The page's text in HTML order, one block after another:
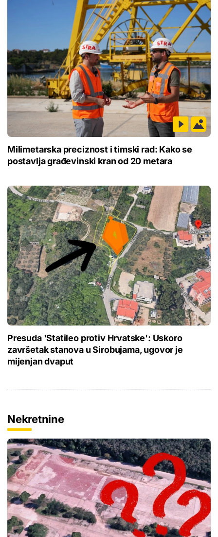
Milimetarska preciznost i timski rad: Kako se
postavlja građevinski kran od 20 metara
Presuda 'Statileo protiv Hrvatske': Uskoro
završetak stanova u Sirobujama, ugovor je
mijenjan dvaput
Nekretnine